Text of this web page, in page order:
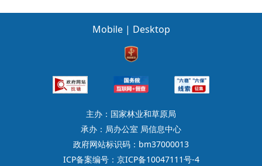
Mobile | Desktop
主办：国家林业和草原局
承办：局办公室 局信息中心
政府网站标识码：bm37000013
ICP备案编号：京ICP备10047111号-4